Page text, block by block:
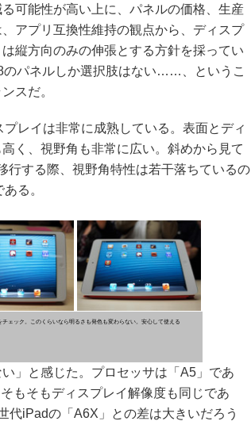
可能性が高い上に、パネルの価格、生産
アプリ互換性維持の観点から、ディスプ
縦方向のみの伸張とする方針を採ってい
のパネルしか選択肢はない……、というこ
スだ。
レイは非常に成熟している。表面とディ
く、視野角も非常に広い。斜めから見て
行する際、視野角特性は若干落ちているの
る。
チェック。このくらいなら明るさも発色も変わらない。安心して使える
」と感じた。プロセッサは「A5」であ
もそもディスプレイ解像度も同じであ
代iPadの「A6X」との差は大きいだろう